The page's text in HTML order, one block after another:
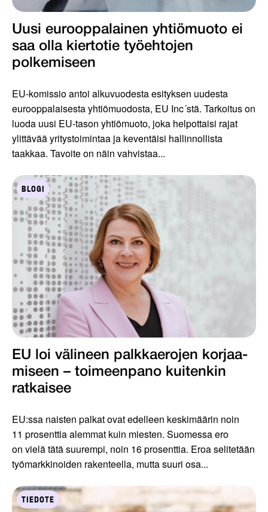
Uusi eurooppalainen yhtiömuoto ei
saa olla kiertotie työ­ehtojen
polkemiseen
EU-komissio antoi alkuvuodesta esityksen uudesta
eurooppalaisesta yhtiömuodosta, EU Inc´stä. Tarkoitus on
luoda uusi EU-tason yhtiömuoto, joka helpottaisi rajat
ylittävää yritystoimintaa ja keventäisi hallinnollista
taakkaa. Tavoite on näin vahvistaa...
BLOGI
EU loi välineen palkkaerojen korjaa­
miseen – toimeenpano kuiten­kin
ratkaisee
EU:ssa naisten palkat ovat edelleen keskimäärin noin
11 prosenttia alemmat kuin miesten. Suomessa ero
on vielä tätä suurempi, noin 16 prosenttia. Eroa selitetään
työmarkkinoiden rakenteella, mutta suuri osa...
TIEDOTE